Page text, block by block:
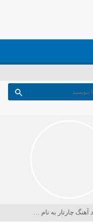
دانلود آهنگ چارتار به نام دریا کجاست